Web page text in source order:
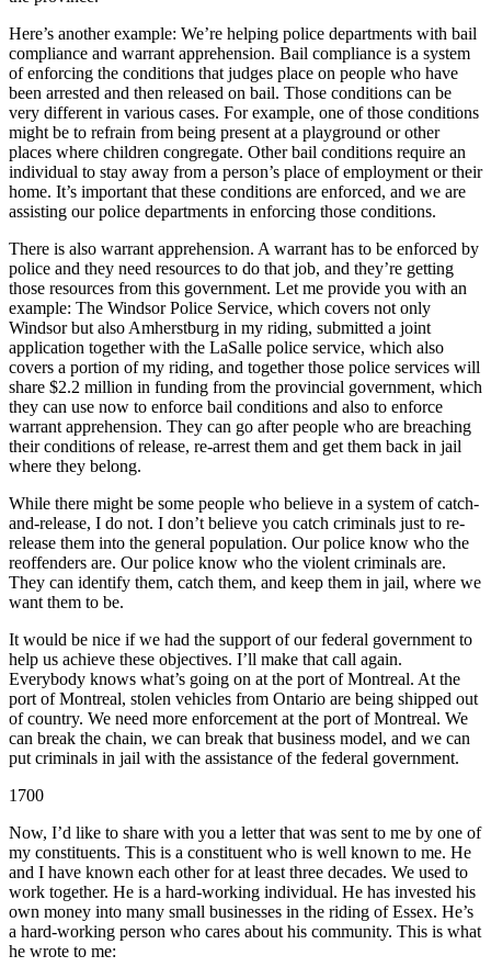
Here’s another example: We’re helping police departments with bail
compliance and warrant apprehension. Bail compliance is a system
of enforcing the conditions that judges place on people who have
been arrested and then released on bail. Those conditions can be
very different in various cases. For example, one of those conditions
might be to refrain from being present at a playground or other
places where children congregate. Other bail conditions require an
individual to stay away from a person’s place of employment or their
home. It’s important that these conditions are enforced, and we are
assisting our police departments in enforcing those conditions.
There is also warrant apprehension. A warrant has to be enforced by
police and they need resources to do that job, and they’re getting
those resources from this government. Let me provide you with an
example: The Windsor Police Service, which covers not only
Windsor but also Amherstburg in my riding, submitted a joint
application together with the LaSalle police service, which also
covers a portion of my riding, and together those police services will
share $2.2 million in funding from the provincial government, which
they can use now to enforce bail conditions and also to enforce
warrant apprehension. They can go after people who are breaching
their conditions of release, re-arrest them and get them back in jail
where they belong.
While there might be some people who believe in a system of catch-
and-release, I do not. I don’t believe you catch criminals just to re-
release them into the general population. Our police know who the
reoffenders are. Our police know who the violent criminals are.
They can identify them, catch them, and keep them in jail, where we
want them to be.
It would be nice if we had the support of our federal government to
help us achieve these objectives. I’ll make that call again.
Everybody knows what’s going on at the port of Montreal. At the
port of Montreal, stolen vehicles from Ontario are being shipped out
of country. We need more enforcement at the port of Montreal. We
can break the chain, we can break that business model, and we can
put criminals in jail with the assistance of the federal government.
1700
Now, I’d like to share with you a letter that was sent to me by one of
my constituents. This is a constituent who is well known to me. He
and I have known each other for at least three decades. We used to
work together. He is a hard-working individual. He has invested his
own money into many small businesses in the riding of Essex. He’s
a hard-working person who cares about his community. This is what
he wrote to me: